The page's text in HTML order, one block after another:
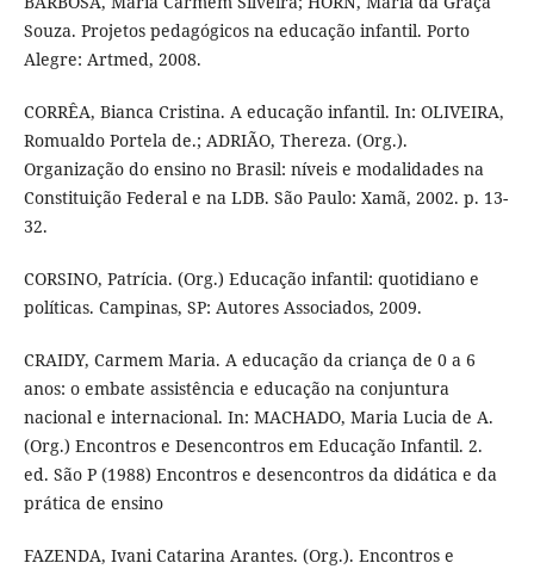
Souza. Projetos pedagógicos na educação infantil. Porto
Alegre: Artmed, 2008.
CORRÊA, Bianca Cristina. A educação infantil. In: OLIVEIRA,
Romualdo Portela de.; ADRIÃO, Thereza. (Org.).
Organização do ensino no Brasil: níveis e modalidades na
Constituição Federal e na LDB. São Paulo: Xamã, 2002. p. 13-
32.
CORSINO, Patrícia. (Org.) Educação infantil: quotidiano e
políticas. Campinas, SP: Autores Associados, 2009.
CRAIDY, Carmem Maria. A educação da criança de 0 a 6
anos: o embate assistência e educação na conjuntura
nacional e internacional. In: MACHADO, Maria Lucia de A.
(Org.) Encontros e Desencontros em Educação Infantil. 2.
ed. São P (1988) Encontros e desencontros da didática e da
prática de ensino
FAZENDA, Ivani Catarina Arantes. (Org.). Encontros e